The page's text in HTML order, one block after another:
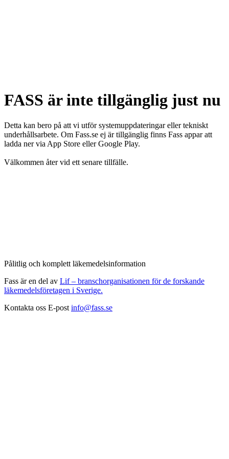
FASS är inte tillgänglig just nu
Detta kan bero på att vi utför systemuppdateringar eller tekniskt
underhållsarbete. Om Fass.se ej är tillgänglig finns Fass appar att
ladda ner via App Store eller Google Play.
Välkommen åter vid ett senare tillfälle.
Pålitlig och komplett läkemedelsinformation
Fass är en del av Lif – branschorganisationen för de forskande
läkemedelsföretagen i Sverige.
Kontakta oss E-post info@fass.se